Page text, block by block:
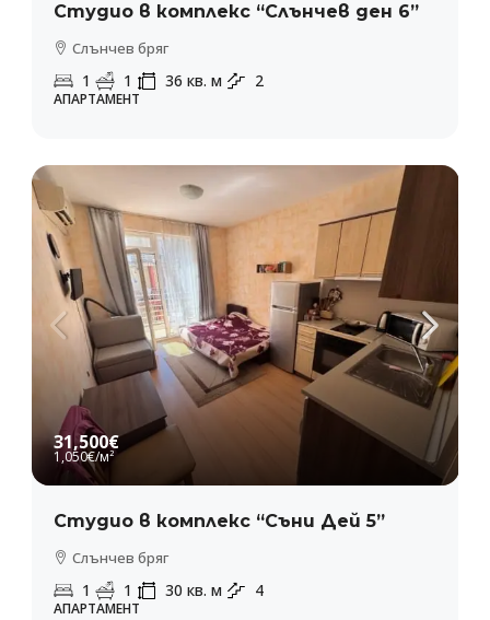
Студио в комплекс “Слънчев ден 6”
Слънчев бряг
1 1 36 кв. м 2
АПАРТАМЕНТ
31,500€
1,050€/м²
Студио в комплекс “Съни Дей 5”
Слънчев бряг
1 1 30 кв. м 4
АПАРТАМЕНТ